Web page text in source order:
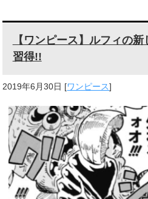
【ワンピース】ルフィの
習得!!
2019年6月30日 [ワンピース]